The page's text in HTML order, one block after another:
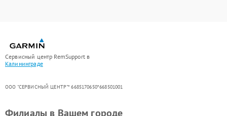
Сервисный центр RemSupport в
Калининграде
ООО "СЕРВИСНЫЙ ЦЕНТР"* 6685170650*668501001
Филиалы в Вашем городе